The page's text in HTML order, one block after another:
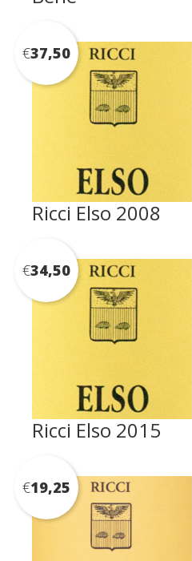
Ricci Elso 2008
€37,50
Ricci Elso 2015
€34,50
€19,25